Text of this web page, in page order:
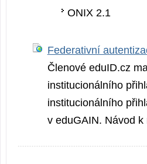
ONIX 2.1
Federativní
Členové eduID.cz
institucionálního
institucionálního
v eduGAIN. Návod